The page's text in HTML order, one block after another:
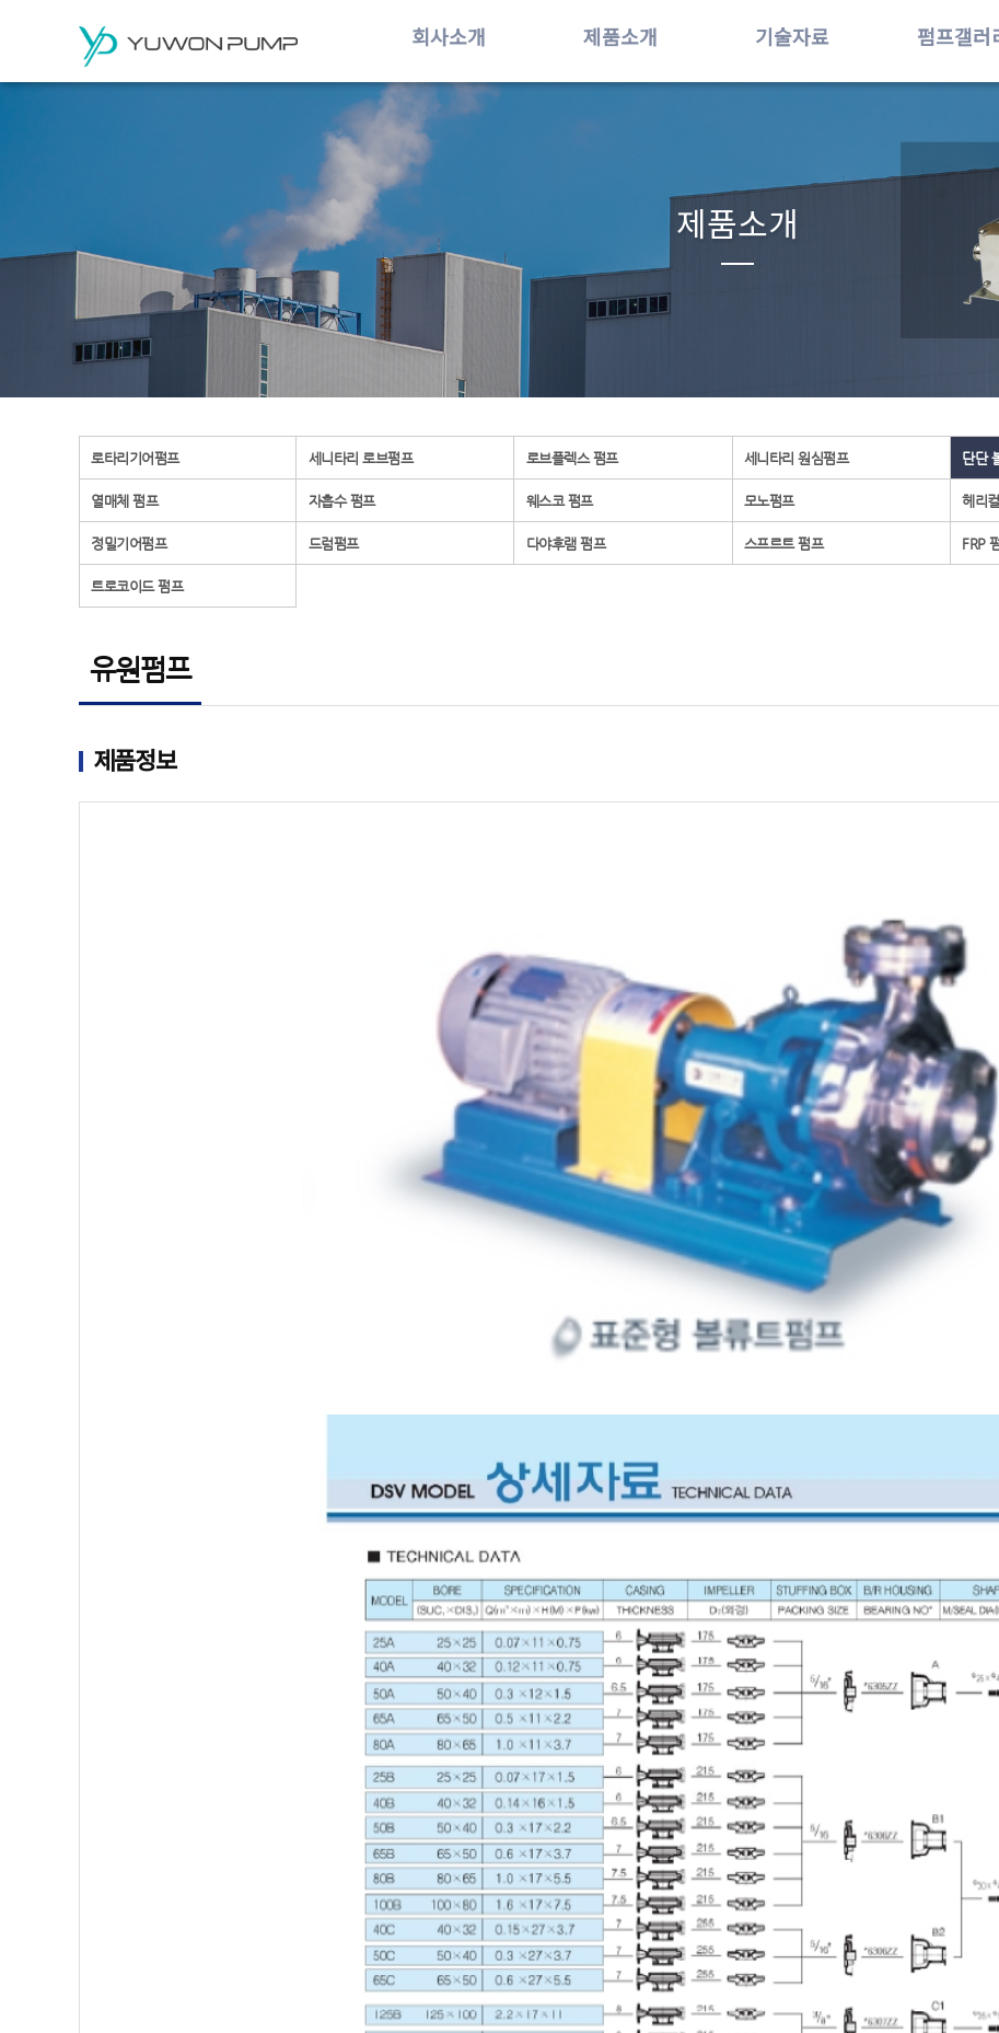
회사소개 제품소개 기술자료 펌프갤러
제품소개
로타리기어펌프 세니타리 로브펌프 로브플렉스 펌프 세니타리 원심펌프 단단
열매체 펌프 자흡수 펌프 웨스코 펌프 모노펌프 헤리
정밀기어펌프 드럼펌프 다야후램 펌프 스프르트 펌프 FRP
트로코이드 펌프
유원펌프
제품정보